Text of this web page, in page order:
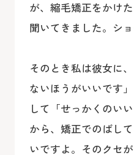
が、縮毛矯正をかけ
聞いてきました。シ
そのとき私は彼女に
ないほうがいいです
して「せっかくのい
から、矯正でのばし
いですよ。そのクセ